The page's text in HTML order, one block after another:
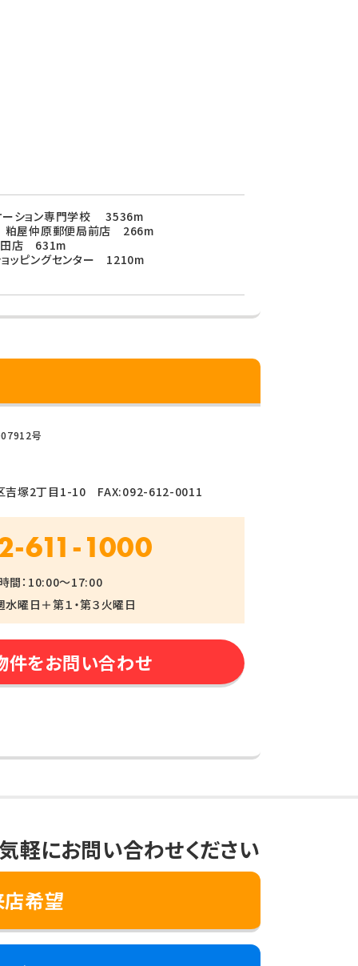
ーション専門学校 3536m
粕屋仲原郵便局前店 266m
田店 631m
ッピングセンター 1210m
号
吉塚2丁目1-10 FAX:092-612-0011
611-1000
間：10:00～17:00
水曜日＋第１・第３火曜日
件をお問い合わせ
軽にお問い合わせください
希望